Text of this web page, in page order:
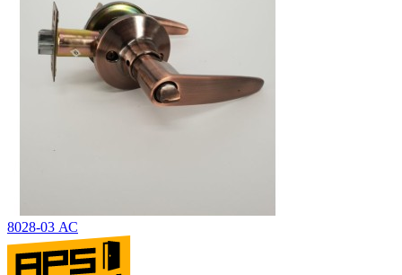
8028-03 АС